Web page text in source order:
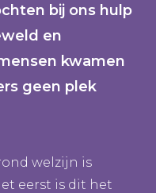
bij ons hulp
en
kwamen
geen plek
welzijn is
eerst is dit het